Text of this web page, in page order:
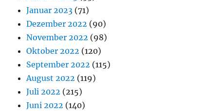
Januar 2023 (71)
Dezember 2022 (90)
November 2022 (98)
Oktober 2022 (120)
September 2022 (115)
August 2022 (119)
Juli 2022 (215)
Juni 2022 (140)